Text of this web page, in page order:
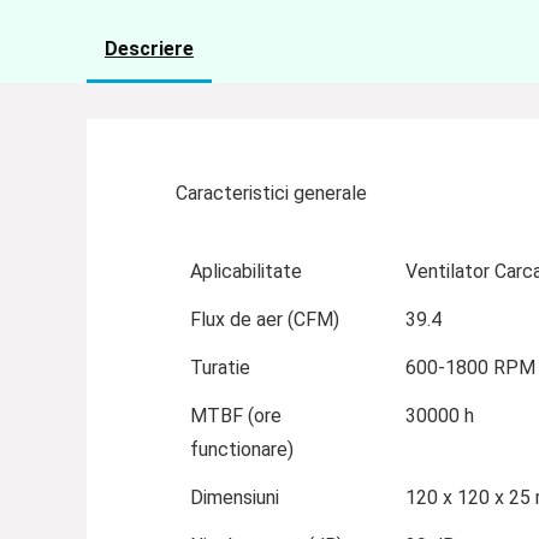
Descriere
Caracteristici generale
Aplicabilitate Ventilator
Flux de aer (CFM) 39.4
Turatie 600-1800 RPM
MTBF (ore
functionare)
30000 h
Dimensiuni 120 x 120 x 25